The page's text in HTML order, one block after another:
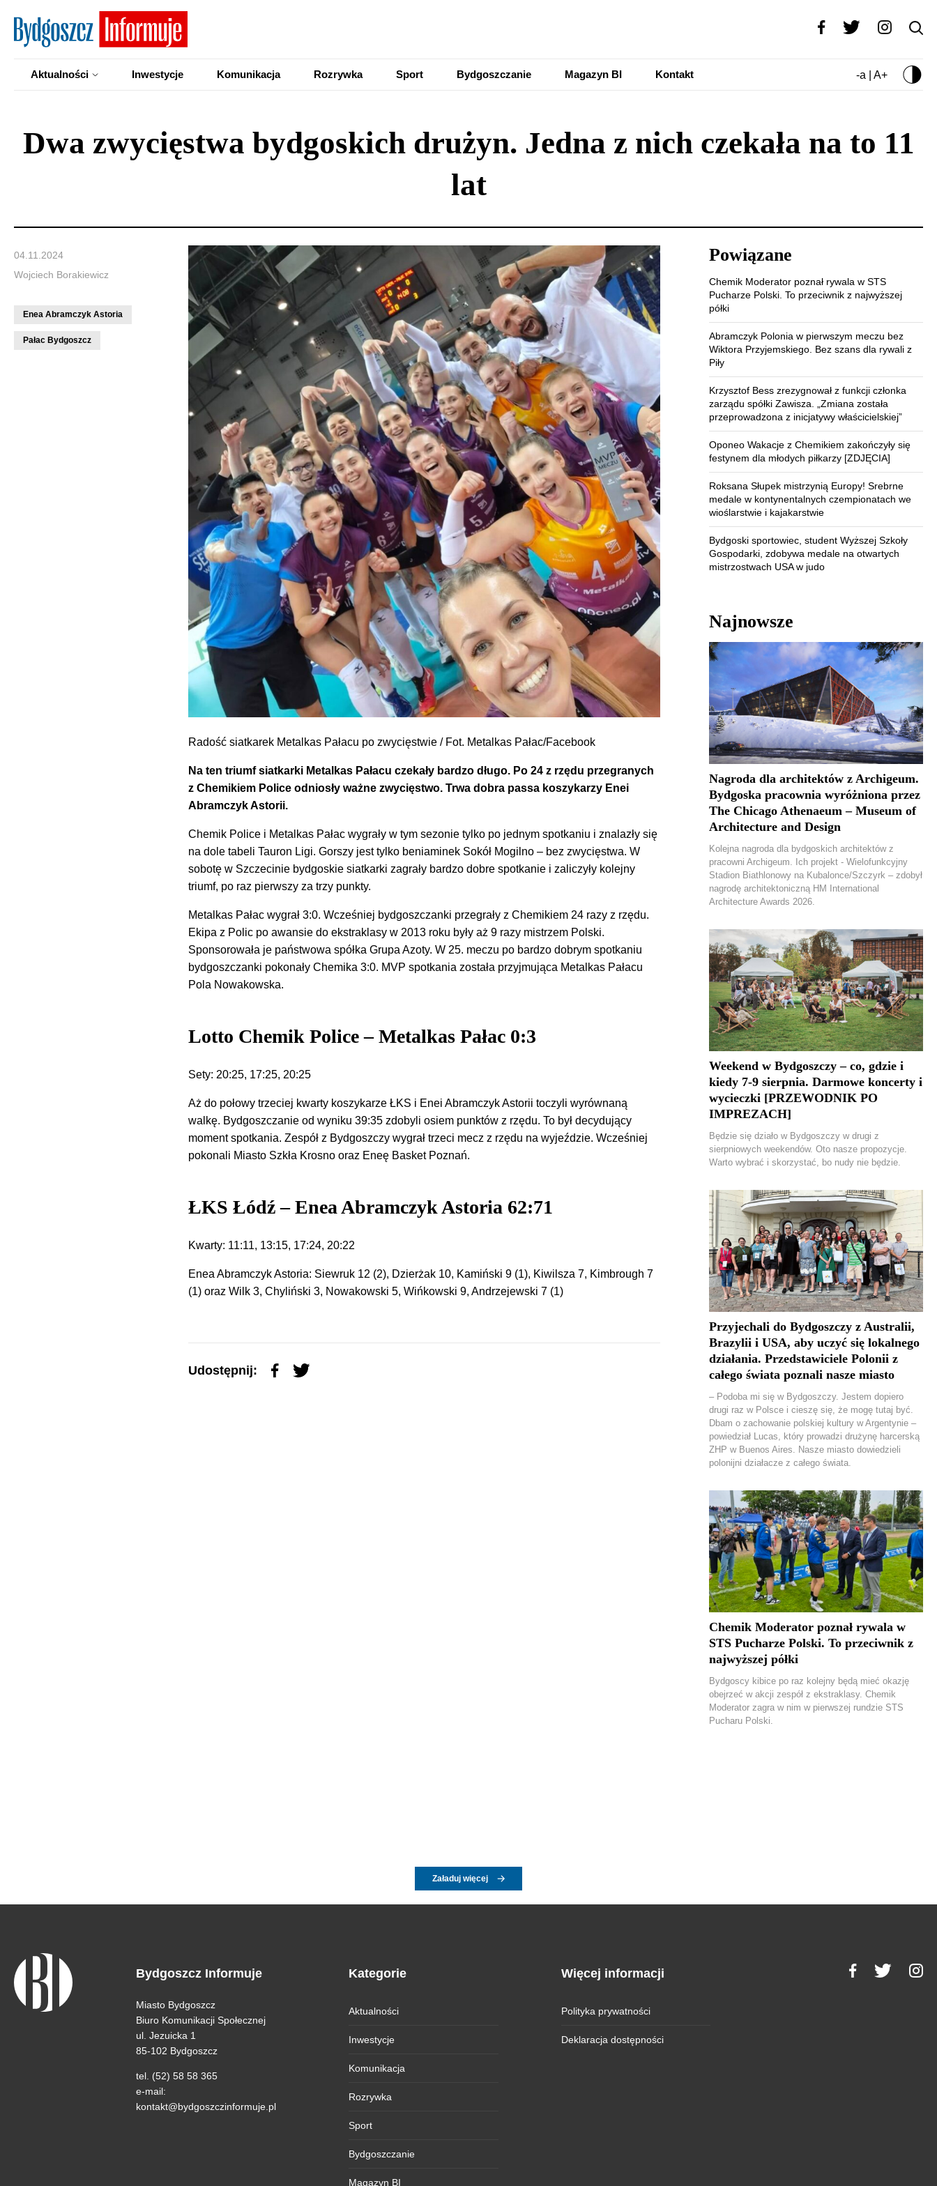
Aktualności Inwestycje Komunikacja Rozrywka Sport Bydgoszczanie Magazyn BI Kontakt -a | A+
Dwa zwycięstwa bydgoskich drużyn. Jedna z nich czekała na to 11
lat
04.11.2024
Wojciech Borakiewicz
Enea Abramczyk Astoria
Pałac Bydgoszcz
Radość siatkarek Metalkas Pałacu po zwycięstwie / Fot. Metalkas Pałac/Facebook
Na ten triumf siatkarki Metalkas Pałacu czekały bardzo długo. Po 24 z rzędu przegranych
z Chemikiem Police odniosły ważne zwycięstwo. Trwa dobra passa koszykarzy Enei
Abramczyk Astorii.
Chemik Police i Metalkas Pałac wygrały w tym sezonie tylko po jednym spotkaniu i znalazły się
na dole tabeli Tauron Ligi. Gorszy jest tylko beniaminek Sokół Mogilno – bez zwycięstwa. W
sobotę w Szczecinie bydgoskie siatkarki zagrały bardzo dobre spotkanie i zaliczyły kolejny
triumf, po raz pierwszy za trzy punkty.
Metalkas Pałac wygrał 3:0. Wcześniej bydgoszczanki przegrały z Chemikiem 24 razy z rzędu.
Ekipa z Polic po awansie do ekstraklasy w 2013 roku były aż 9 razy mistrzem Polski.
Sponsorowała je państwowa spółka Grupa Azoty. W 25. meczu po bardzo dobrym spotkaniu
bydgoszczanki pokonały Chemika 3:0. MVP spotkania została przyjmująca Metalkas Pałacu
Pola Nowakowska.
Lotto Chemik Police – Metalkas Pałac 0:3
Sety: 20:25, 17:25, 20:25
Aż do połowy trzeciej kwarty koszykarze ŁKS i Enei Abramczyk Astorii toczyli wyrównaną
walkę. Bydgoszczanie od wyniku 39:35 zdobyli osiem punktów z rzędu. To był decydujący
moment spotkania. Zespół z Bydgoszczy wygrał trzeci mecz z rzędu na wyjeździe. Wcześniej
pokonali Miasto Szkła Krosno oraz Eneę Basket Poznań.
ŁKS Łódź – Enea Abramczyk Astoria 62:71
Kwarty: 11:11, 13:15, 17:24, 20:22
Enea Abramczyk Astoria: Siewruk 12 (2), Dzierżak 10, Kamiński 9 (1), Kiwilsza 7, Kimbrough 7
(1) oraz Wilk 3, Chyliński 3, Nowakowski 5, Wińkowski 9, Andrzejewski 7 (1)
Udostępnij:
Powiązane
Chemik Moderator poznał rywala w STS
Pucharze Polski. To przeciwnik z najwyższej
półki
Abramczyk Polonia w pierwszym meczu bez
Wiktora Przyjemskiego. Bez szans dla rywali z
Piły
Krzysztof Bess zrezygnował z funkcji członka
zarządu spółki Zawisza. „Zmiana została
przeprowadzona z inicjatywy właścicielskiej”
Oponeo Wakacje z Chemikiem zakończyły się
festynem dla młodych piłkarzy [ZDJĘCIA]
Roksana Słupek mistrzynią Europy! Srebrne
medale w kontynentalnych czempionatach we
wioślarstwie i kajakarstwie
Bydgoski sportowiec, student Wyższej Szkoły
Gospodarki, zdobywa medale na otwartych
mistrzostwach USA w judo
Najnowsze
Nagroda dla architektów z Archigeum.
Bydgoska pracownia wyróżniona przez
The Chicago Athenaeum – Museum of
Architecture and Design
Kolejna nagroda dla bydgoskich architektów z
pracowni Archigeum. Ich projekt - Wielofunkcyjny
Stadion Biathlonowy na Kubalonce/Szczyrk – zdobył
nagrodę architektoniczną HM International
Architecture Awards 2026.
Weekend w Bydgoszczy – co, gdzie i
kiedy 7-9 sierpnia. Darmowe koncerty i
wycieczki [PRZEWODNIK PO
IMPREZACH]
Będzie się działo w Bydgoszczy w drugi z
sierpniowych weekendów. Oto nasze propozycje.
Warto wybrać i skorzystać, bo nudy nie będzie.
Przyjechali do Bydgoszczy z Australii,
Brazylii i USA, aby uczyć się lokalnego
działania. Przedstawiciele Polonii z
całego świata poznali nasze miasto
– Podoba mi się w Bydgoszczy. Jestem dopiero
drugi raz w Polsce i cieszę się, że mogę tutaj być.
Dbam o zachowanie polskiej kultury w Argentynie –
powiedział Lucas, który prowadzi drużynę harcerską
ZHP w Buenos Aires. Nasze miasto dowiedzieli
polonijni działacze z całego świata.
Chemik Moderator poznał rywala w
STS Pucharze Polski. To przeciwnik z
najwyższej półki
Bydgoscy kibice po raz kolejny będą mieć okazję
obejrzeć w akcji zespół z ekstraklasy. Chemik
Moderator zagra w nim w pierwszej rundzie STS
Pucharu Polski.
Załaduj więcej
Bydgoszcz Informuje
Miasto Bydgoszcz
Biuro Komunikacji Społecznej
ul. Jezuicka 1
85-102 Bydgoszcz
tel. (52) 58 58 365
e-mail:
kontakt@bydgoszczinformuje.pl
Kategorie
Aktualności
Inwestycje
Komunikacja
Rozrywka
Sport
Bydgoszczanie
Magazyn BI
Więcej informacji
Polityka prywatności
Deklaracja dostępności